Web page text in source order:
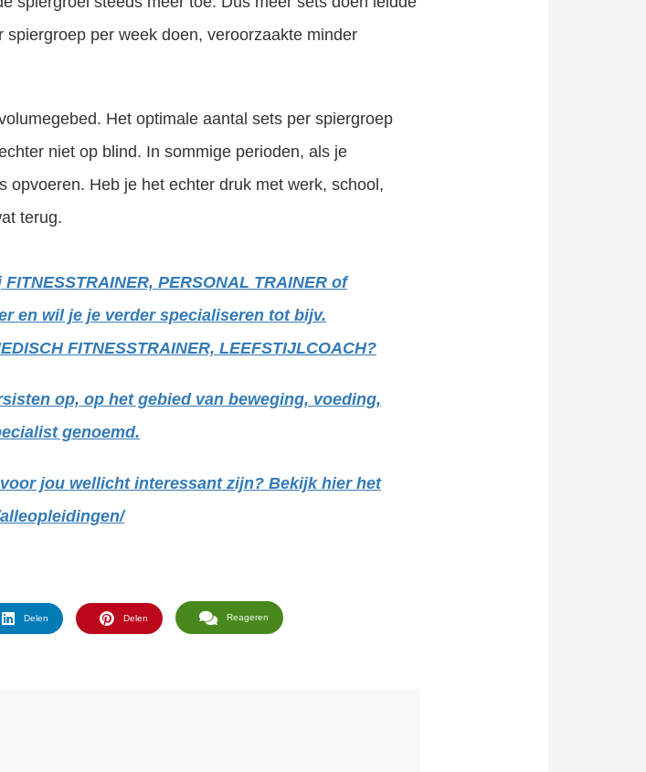
per week doen, veroorzaakte minder
Het optimale aantal sets per spiergroep
niet op blind. In sommige perioden, als je
Heb je het echter druk met werk, school,
terug.
PERSONAL TRAINER of
en wil je je verder specialiseren tot bijv.
FITNESSTRAINER, LEEFSTIJLCOACH?
op, op het gebied van beweging, voeding,
genoemd.
jou wellicht interessant zijn? Bekijk hier het
Delen Delen Reageren